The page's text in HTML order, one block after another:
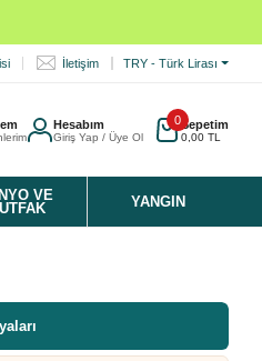
İletişim TRY - Türk Lirası
Hesabım
Giriş Yap / Üye Ol
0Sepetim
0,00 TL
VE
YANGIN